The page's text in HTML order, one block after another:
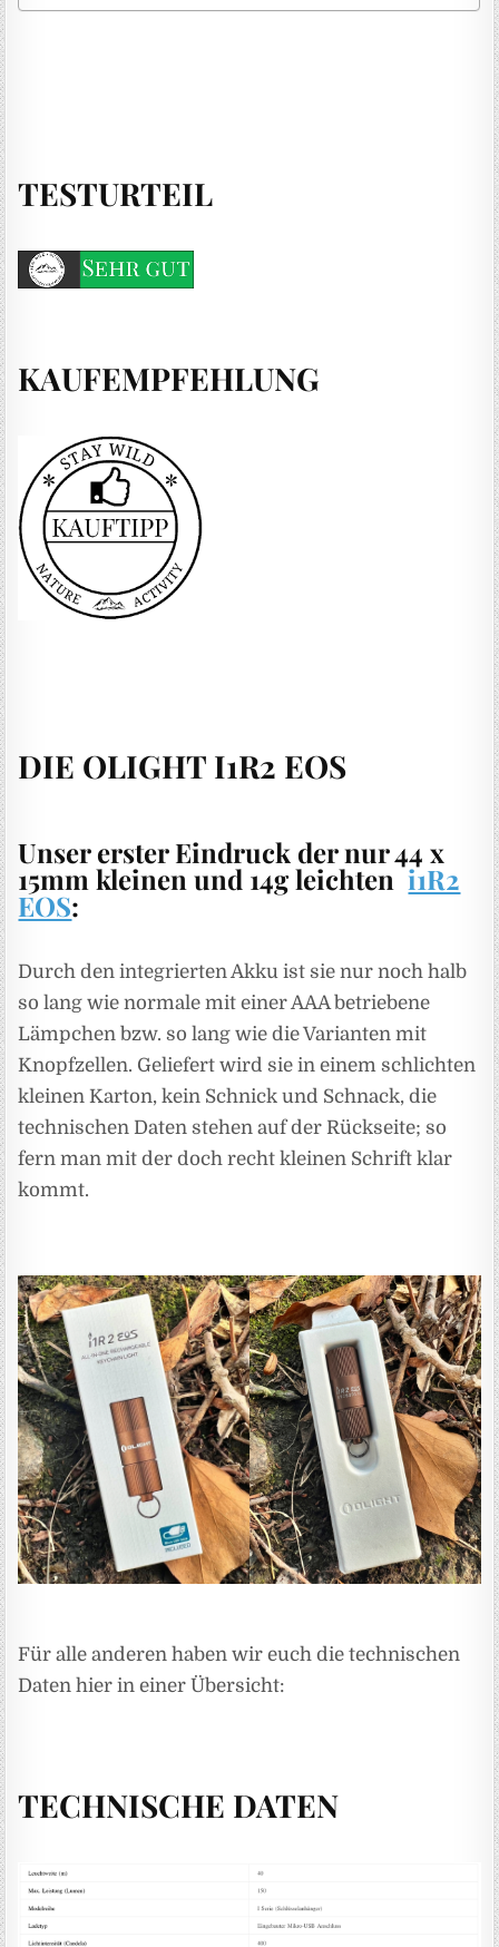
TESTURTEIL
KAUFEMPFEHLUNG
DIE OLIGHT I1R2 EOS
Unser erster Eindruck der nur 44 x
15mm kleinen und 14g leichteni1R2
EOS:
Durch den integrierten Akku ist sie nur noch halb
so lang wie normale mit einer AAA betriebene
Lämpchen bzw. so lang wie die Varianten mit
Knopfzellen. Geliefert wird sie in einem schlichten
kleinen Karton, kein Schnick und Schnack, die
technischen Daten stehen auf der Rückseite; so
fern man mit der doch recht kleinen Schrift klar
kommt.
Für alle anderen haben wir euch die technischen
Daten hier in einer Übersicht:
TECHNISCHE DATEN